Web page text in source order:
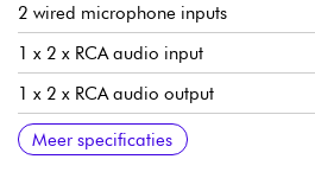
2 wired microphone inputs
1 x 2 x RCA audio input
1 x 2 x RCA audio output
1 guitar input
Speaker: 8" speaker
Output power : 80W RMS | 160 PROG
Frequency response : 40Hz - 20KHz
Charging time approx. 6-7 hours
Retractable trolley
Power supply : External DC 12V
Treble: 80hz
Finish: ABS type (ultra resistant plastic)
Dimensions : 485 x 295 x 284 mm
Weight : 7 Kg
Meer specificaties